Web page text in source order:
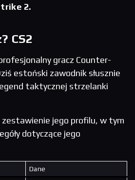
2.
CS2
gracz Counter-
estoński zawodnik słusznie
taktycznej strzelanki
zestawienie jego profilu, w tym
dotyczące jego
Dane